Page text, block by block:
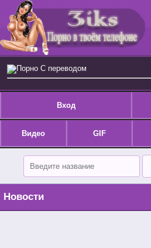
Порно С переводом
Вход
Видео GIF
Новости